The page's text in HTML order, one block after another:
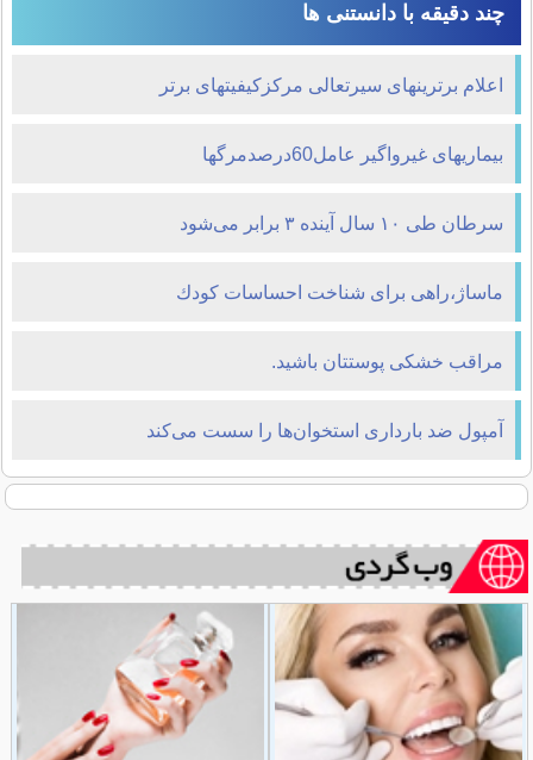
چند دقیقه با دانستنی ها
اعلام برترینهای سیرتعالی مرکزکیفیتهای برتر
بیماریهای غیرواگیر عامل60درصدمرگها
سرطان طی ۱۰ سال آینده ۳ برابر می‌شود
ماساژ،راهی برای شناخت احساسات كودك
مراقب خشكی پوستتان باشید.
آمپول ضد بارداری استخوان‌ها را سست می‌كند